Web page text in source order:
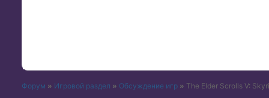
Форум » Игровой раздел » Обсуждение игр » The Elder Scrolls V: